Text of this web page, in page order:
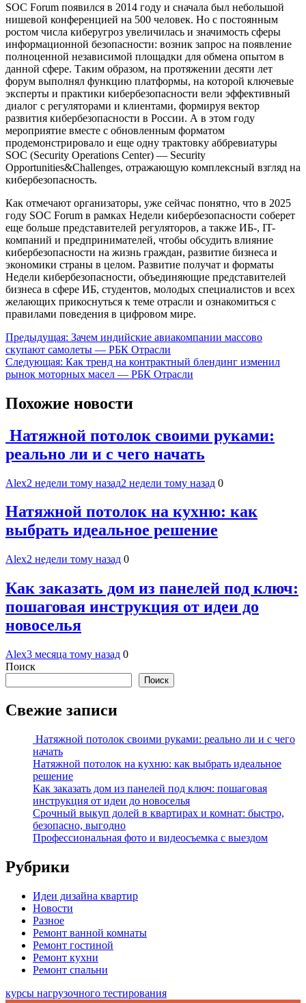
SOC Forum появился в 2014 году и сначала был небольшой
нишевой конференцией на 500 человек. Но с постоянным
ростом числа киберугроз увеличилась и значимость сферы
информационной безопасности: возник запрос на появление
полноценной независимой площадки для обмена опытом в
данной сфере. Таким образом, на протяжении десяти лет
форум выполнял функцию платформы, на которой ключевые
эксперты и практики кибербезопасности вели эффективный
диалог с регуляторами и клиентами, формируя вектор
развития кибербезопасности в России. А в этом году
мероприятие вместе с обновленным форматом
продемонстрировало и еще одну трактовку аббревиатуры
SOC (Security Operations Center) — Security
Opportunities&Challenges, отражающую комплексный взгляд на
кибербезопасность.
Как отмечают организаторы, уже сейчас понятно, что в 2025
году SOC Forum в рамках Недели кибербезопасности соберет
еще больше представителей регуляторов, а также ИБ-, IT-
компаний и предпринимателей, чтобы обсудить влияние
кибербезопасности на жизнь граждан, развитие бизнеса и
экономики страны в целом. Развитие получат и форматы
Недели кибербезопасности, объединяющие представителей
бизнеса в сфере ИБ, студентов, молодых специалистов и всех
желающих прикоснуться к теме отрасли и ознакомиться с
правилами поведения в цифровом мире.
Навигация
по
записям
Предыдущая: Зачем индийские авиакомпании массово
скупают самолеты — РБК Отрасли
Следующая: Как тренд на контрактный блендинг изменил
рынок моторных масел — РБК Отрасли
Похожие новости
Натяжной потолок своими руками:
реально ли и с чего начать
Alex2 недели тому назад2 недели тому назад 0
Натяжной потолок на кухню: как
выбрать идеальное решение
Alex2 недели тому назад 0
Как заказать дом из панелей под ключ:
пошаговая инструкция от идеи до
новоселья
Alex3 месяца тому назад 0
Поиск
Поиск
Свежие записи
Натяжной потолок своими руками: реально ли и с чего
начать
Натяжной потолок на кухню: как выбрать идеальное
решение
Как заказать дом из панелей под ключ: пошаговая
инструкция от идеи до новоселья
Срочный выкуп долей в квартирах и комнат: быстро,
безопасно, выгодно
Профессиональная фото и видеосъемка с выездом
Рубрики
Идеи дизайна квартир
Новости
Разное
Ремонт ванной комнаты
Ремонт гостиной
Ремонт кухни
Ремонт спальни
курсы нагрузочного тестирования